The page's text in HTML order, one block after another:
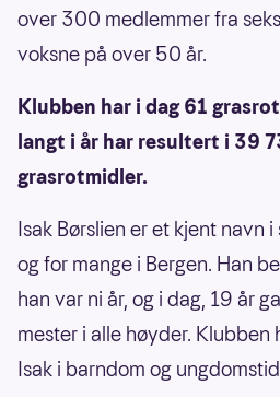
over 300 medlemmer fra
voksne på over 50 år.
Klubben har i dag 61
langt i år har resultert i 39
grasrotmidler.
Isak Børslien er et kjent navn
og for mange i Bergen. Han
han var ni år, og i dag, 19 år
mester i alle høyder.
Isak i barndom og